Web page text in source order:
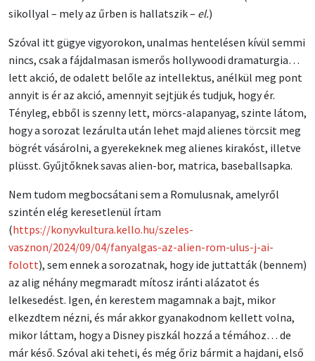
sikollyal – mely az űrben is hallatszik – el.)
Szóval itt gügye vigyorokon, unalmas hentelésen kívül semmi
nincs, csak a fájdalmasan ismerős hollywoodi dramaturgia…
lett akció, de odalett belőle az intellektus, anélkül meg pont
annyit is ér az akció, amennyit sejtjük és tudjuk, hogy ér.
Tényleg, ebből is szenny lett, mörcs-alapanyag, szinte látom,
hogy a sorozat lezárulta után lehet majd alienes törcsit meg
bögrét vásárolni, a gyerekeknek meg alienes kirakóst, illetve
plüsst. Gyűjtőknek savas alien-bor, matrica, baseballsapka.
Nem tudom megbocsátani sem a Romulusnak, amelyről
szintén elég keresetlenül írtam
(https://konyvkultura.kello.hu/szeles-
vasznon/2024/09/04/fanyalgas-az-alien-rom-ulus-j-ai-
folott), sem ennek a sorozatnak, hogy ide juttatták (bennem)
az alig néhány megmaradt mítosz iránti alázatot és
lelkesedést. Igen, én kerestem magamnak a bajt, mikor
elkezdtem nézni, és már akkor gyanakodnom kellett volna,
mikor láttam, hogy a Disney piszkál hozzá a témához… de
már késő. Szóval aki teheti, és még őriz bármit a hajdani, első